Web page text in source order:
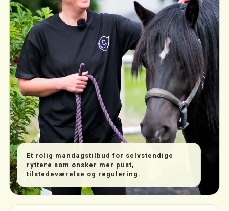
Et rolig mandagstilbud for selvstendige
ryttere som ønsker mer pust,
tilstedeværelse og regulering.